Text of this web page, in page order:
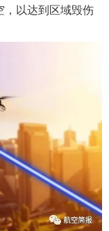
，以达到区域毁伤